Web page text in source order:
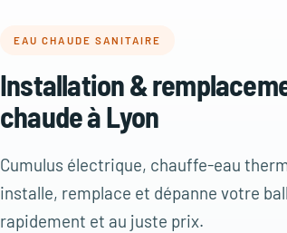
EAU CHAUDE SANITAIRE
Installation &
chaude à Lyon
Cumulus électrique, chauffe-eau
installe, remplace et dépanne votre
rapidement et au juste prix.